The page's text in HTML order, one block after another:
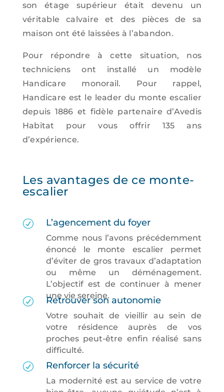
son étage supérieur était devenu un
véritable calvaire et des pièces de sa
maison ont été laissées à l’abandon.
Pour répondre à cette situation, nos
techniciens ont installé un modèle
Handicare monorail. Pour rappel,
Handicare est le leader du monte escalier
depuis 1886 et fidèle partenaire d’Avedis
Habitat pour vous offrir 135 ans
d’expérience.
Les avantages de ce monte-
escalier
R L’agencement du foyer
Comme nous l’avons précédemment
énoncé le monte escalier permet
d’éviter de gros travaux d’adaptation
ou même un déménagement.
L’objectif est de continuer à mener
une vie sereine.
R Retrouver son autonomie
Votre souhait de vieillir au sein de
votre résidence auprès de vos
proches peut-être enfin réalisé sans
difficulté.
R Renforcer la sécurité
La modernité est au service de votre